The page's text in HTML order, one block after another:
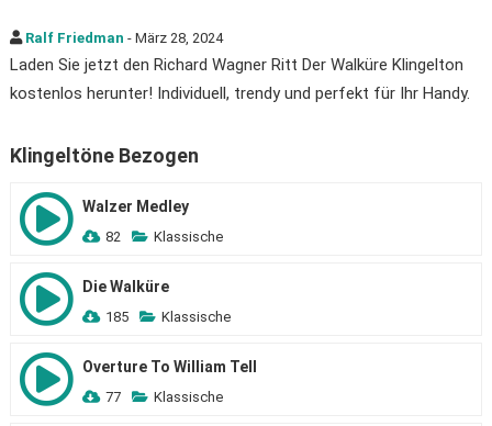
Ralf Friedman - März 28, 2024
Laden Sie jetzt den Richard Wagner Ritt Der Walküre Klingelton
kostenlos herunter! Individuell, trendy und perfekt für Ihr Handy.
Klingeltöne Bezogen
Walzer Medley
82 Klassische
Die Walküre
185 Klassische
Overture To William Tell
77 Klassische